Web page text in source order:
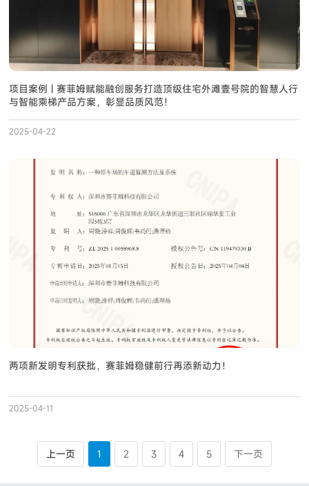
项目案例 | 赛菲姆赋能融创服务打造顶级住宅外滩壹号院的智慧人行
与智能乘梯产品方案，彰显品质风范！
2025-04-22
两项新发明专利获批，赛菲姆稳健前行再添新动力！
2025-04-11
上一页 1 2 3 4 5 下一页